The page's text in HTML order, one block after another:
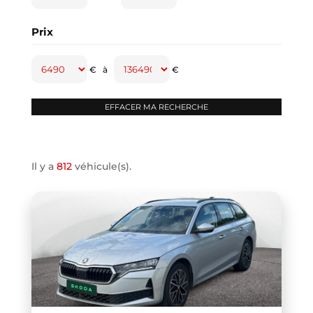
CLASSE A (1)
CLIO IV (1)
COMPASS
COOPER F67 (1)
COUPE R58 (1)
CRAFTER VAN (1)
DB11 COUPE (1)
Prix
€ à €
Il y a 812véhicule(s).